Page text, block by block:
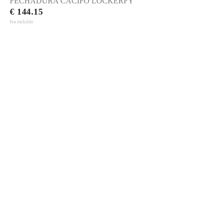
€ 144.15
Iva incluído